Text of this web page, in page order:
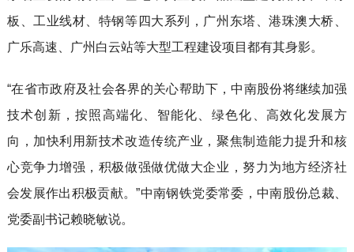
板、工业线材、特钢等四大系列，广州东塔、港珠澳大桥、
广乐高速、广州白云站等大型工程建设项目都有其身影。
“在省市政府及社会各界的关心帮助下，中南股份将继续加强
技术创新，按照高端化、智能化、绿色化、高效化发展方
向，加快利用新技术改造传统产业，聚焦制造能力提升和核
心竞争力增强，积极做强做优做大企业，努力为地方经济社
会发展作出积极贡献。”中南钢铁党委常委，中南股份总裁、
党委副书记赖晓敏说。